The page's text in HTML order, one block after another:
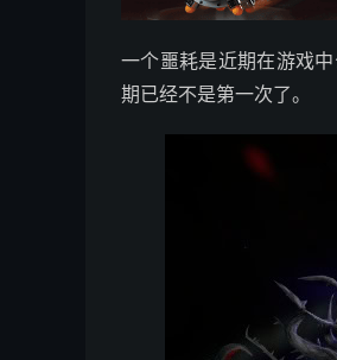
一个噩耗是近期在游戏
期已经不是第一次了。